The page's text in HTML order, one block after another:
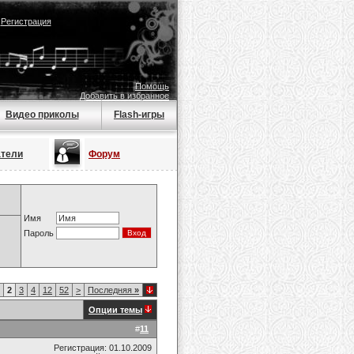
Регистрация
Помощь
Добавить в избранное
Видео приколы Flash-игры
Форум
Имя
Пароль
2 3 4 12 52 > Последняя »
Опции темы
#11
Регистрация: 01.10.2009